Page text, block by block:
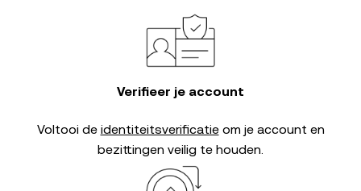
Verifieer je account
Voltooi de identiteitsverificatieom je account en
bezittingen veilig te houden.